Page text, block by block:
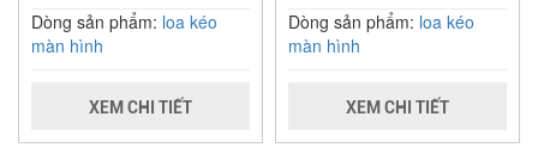
Dòng sản phẩm: loa kéo
màn hình
XEM CHI TIẾT
Dòng sản phẩm: loa kéo
màn hình
XEM CHI TIẾT